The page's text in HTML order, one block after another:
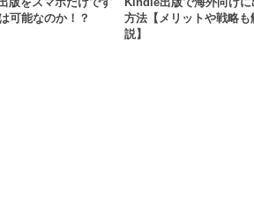
版をスマホだけです
可能なのか！？
Kindle出版で海外向けに
方法【メリットや戦略も
説】